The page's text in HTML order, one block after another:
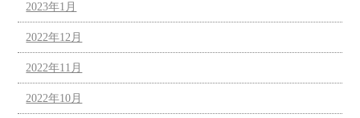
2023年1月
2022年12月
2022年11月
2022年10月